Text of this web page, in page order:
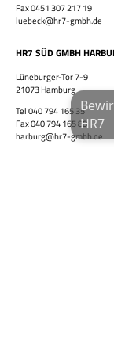
Fax 0451 307 217 19
luebeck@hr7-gmbh.de
HR7 SÜD GMBH
Lüneburger-Tor 7-9
21073 Hamburg
Tel 040 794 165 35
Fax 040 794 165 88
harburg@hr7-gmbh.de
HR7
WhatsApp-Nummer
Ich habe die